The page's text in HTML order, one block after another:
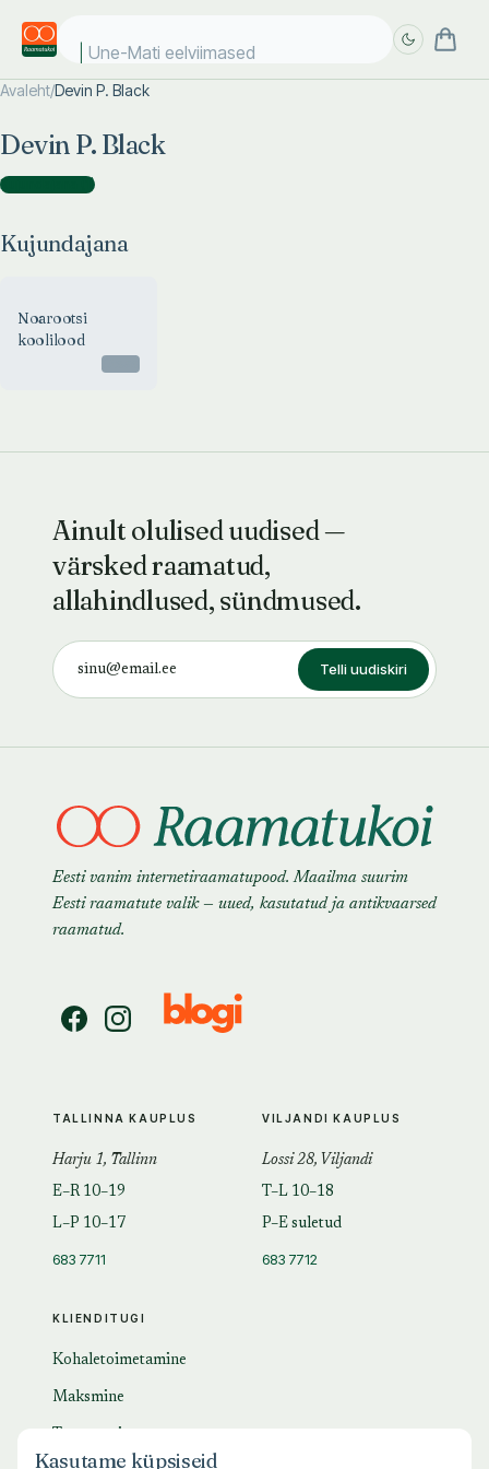
Une-Mati eelviimased
Avaleht/Devin P. Black
Devin P. Black
Kujundajana )
Kujundajana
Noarootsi
koolilood
Ainult olulised uudised —
värsked raamatud,
allahindlused, sündmused.
Telli uudiskiri
Eesti vanim internetiraamatupood. Maailma suurim
Eesti raamatute valik — uued, kasutatud ja antikvaarsed
raamatud.
KLIENDITUGI
Kohaletoimetamine
Maksmine
TALLINNA KAUPLUS
Harju 1, Tallinn
E–R 10–19
L–P 10–17
683 7711
VILJANDI KAUPLUS
Lossi 28, Viljandi
T–L 10–18
P–E suletud
683 7712
Kasutame küpsiseid